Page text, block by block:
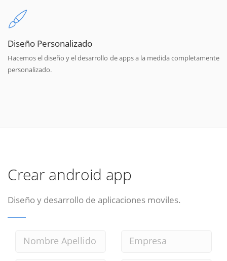
Diseño Personalizado
Hacemos el diseño y el desarrollo de apps a la medida completamente
personalizado.
Crear android app
Diseño y desarrollo de aplicaciones moviles.